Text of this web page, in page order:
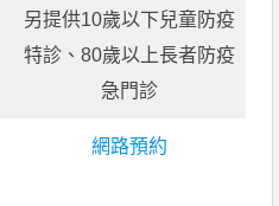
另提供10歲以下兒童防疫
特診、80歲以上長者防疫
急門診
網路預約